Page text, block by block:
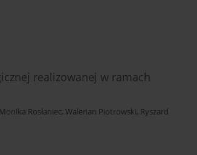
realizowanej w ramach
Monika Rosłaniec, Walerian Piotrowski, Ryszard